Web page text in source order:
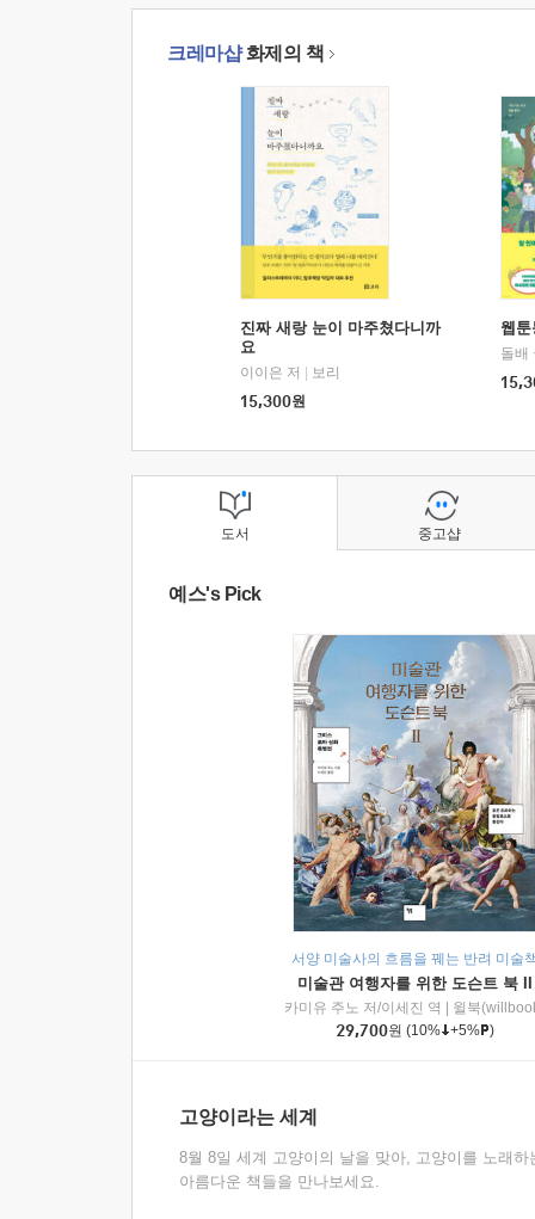
크레마샵화제의 책
진짜 새랑 눈이 마주쳤다니까
요
이이은 저
보리
15,300원
웹
돌배
도서
예스's Pick
서양 미술사의 흐름을 꿰는 반려 미술
미술관 여행자를 위한 도슨트 북 II
카미유 주노 저/이세진 역
윌북
29,700원 (10% +5% )
고양이라는 세계
8월 8일 세계 고양이의 날을 맞아, 고양이를 노래하
아름다운 책들을 만나보세요.
중고샵